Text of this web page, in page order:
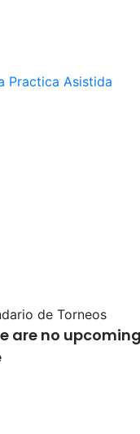
Practica Asistida
de Torneos
are no